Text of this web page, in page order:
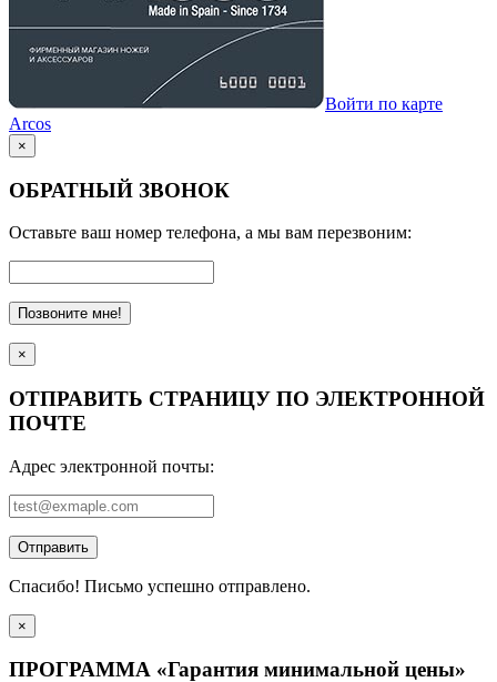
Войти по карте
Arcos
×
ОБРАТНЫЙ ЗВОНОК
Оставьте ваш номер телефона, а мы вам перезвоним:
Позвоните мне!
×
ОТПРАВИТЬ СТРАНИЦУ ПО ЭЛЕКТРОННОЙ
ПОЧТЕ
Адрес электронной почты:
Отправить
Спасибо! Письмо успешно отправлено.
×
ПРОГРАММА «Гарантия минимальной цены»